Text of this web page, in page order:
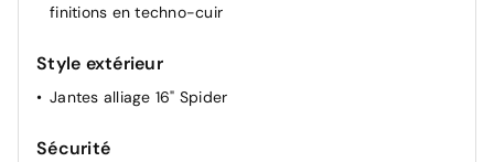
finitions en techno-cuir
Style extérieur
Jantes alliage 16" Spider
Sécurité